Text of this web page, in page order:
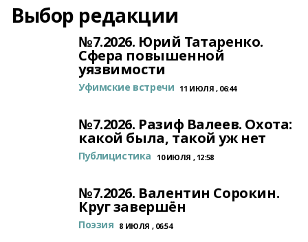
Выбор редакции
№7.2026. Юрий Татаренко.
Сфера повышенной
уязвимости
Уфимские встречи 11 ИЮЛЯ , 06:44
№7.2026. Разиф Валеев. Охота:
какой была, такой уж нет
Публицистика 10 ИЮЛЯ , 12:58
№7.2026. Валентин Сорокин.
Круг завершён
Поэзия 8 ИЮЛЯ , 06:54